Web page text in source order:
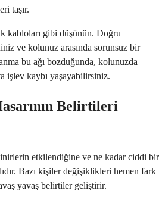
taşır.
kabloları gibi düşünün. Doğru
ve kolunuz arasında sorunsuz bir
bu ağı bozduğunda, kolunuzda
işlev kaybı yaşayabilirsiniz.
Belirtileri
etkilendiğine ve ne kadar ciddi bir
Bazı kişiler değişiklikleri hemen fark
yavaş belirtiler geliştirir.